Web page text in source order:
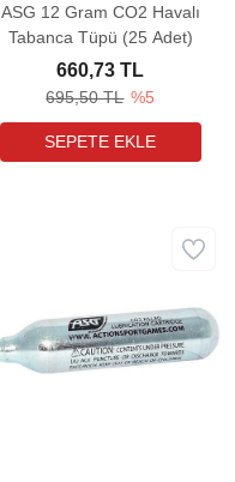
ASG 12 Gram CO2 Havalı
Tabanca Tüpü (25 Adet)
695,50 TL %5
660,73 TL